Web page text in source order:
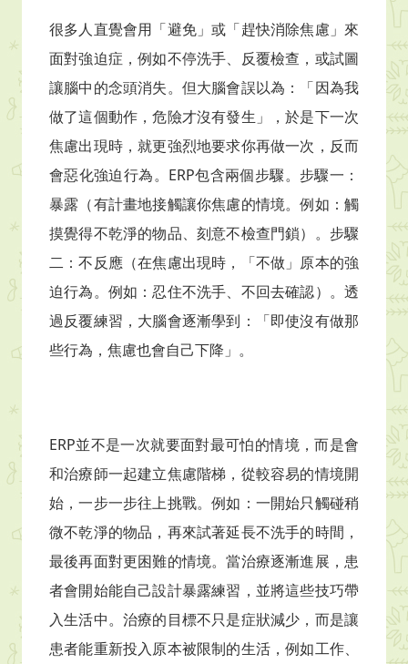
很多人直覺會用「避免」或「趕快消除焦慮」來
面對強迫症，例如不停洗手、反覆檢查，或試圖
讓腦中的念頭消失。但大腦會誤以為：「因為我
做了這個動作，危險才沒有發生」，於是下一次
焦慮出現時，就更強烈地要求你再做一次，反而
會惡化強迫行為。ERP包含兩個步驟。步驟一：
暴露（有計畫地接觸讓你焦慮的情境。例如：觸
摸覺得不乾淨的物品、刻意不檢查門鎖）。步驟
二：不反應（在焦慮出現時，「不做」原本的強
迫行為。例如：忍住不洗手、不回去確認）。透
過反覆練習，大腦會逐漸學到：「即使沒有做那
些行為，焦慮也會自己下降」。
ERP並不是一次就要面對最可怕的情境，而是會
和治療師一起建立焦慮階梯，從較容易的情境開
始，一步一步往上挑戰。例如：一開始只觸碰稍
微不乾淨的物品，再來試著延長不洗手的時間，
最後再面對更困難的情境。當治療逐漸進展，患
者會開始能自己設計暴露練習，並將這些技巧帶
入生活中。治療的目標不只是症狀減少，而是讓
患者能重新投入原本被限制的生活，例如工作、